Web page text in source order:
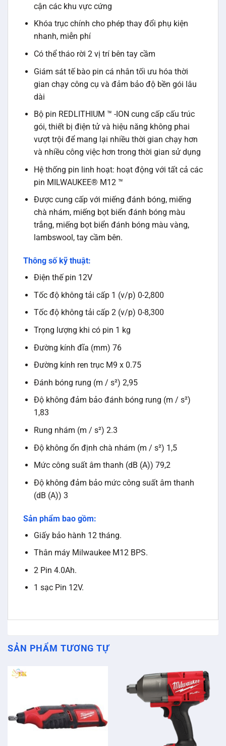
cận các khu vực cứng
Khóa trục chính cho phép thay đổi phụ kiện
nhanh, miễn phí
Có thể tháo rời 2 vị trí bên tay cầm
Giám sát tế bào pin cá nhân tối ưu hóa thời
gian chạy công cụ và đảm bảo độ bền gói lâu
dài
Bộ pin REDLITHIUM ™ -ION cung cấp cấu trúc
gói, thiết bị điện tử và hiệu năng không phai
vượt trội để mang lại nhiều thời gian chạy hơn
và nhiều công việc hơn trong thời gian sử dụng
Hệ thống pin linh hoạt: hoạt động với tất cả các
pin MILWAUKEE® M12 ™
Được cung cấp với miếng đánh bóng, miếng
chà nhám, miếng bọt biển đánh bóng màu
trắng, miếng bọt biển đánh bóng màu vàng,
lambswool, tay cầm bên.
Thông số kỹ thuật:
Điện thế pin 12V
Tốc độ không tải cấp 1 (v/p) 0-2,800
Tốc độ không tải cấp 2 (v/p) 0-8,300
Trọng lượng khi có pin 1 kg
Đường kính đĩa (mm) 76
Đường kính ren trục M9 x 0.75
Đánh bóng rung (m / s²) 2,95
Độ không đảm bảo đánh bóng rung (m / s²)
1,83
Rung nhám (m / s²) 2.3
Độ không ổn định chà nhám (m / s²) 1,5
Mức công suất âm thanh (dB (A)) 79,2
Độ không đảm bảo mức công suất âm thanh
(dB (A)) 3
Sản phẩm bao gồm:
Giấy bảo hành 12 tháng.
Thân máy Milwaukee M12 BPS.
2 Pin 4.0Ah.
1 sạc Pin 12V.
SẢN PHẨM TƯƠNG TỰ